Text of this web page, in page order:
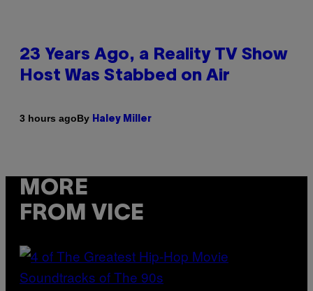
23 Years Ago, a Reality TV Show
Host Was Stabbed on Air
3 hours agoBy Haley Miller
MORE
FROM VICE